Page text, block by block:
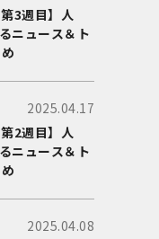
3週目】人
ニュース＆ト
2025.04.17
2週目】人
ニュース＆ト
2025.04.08